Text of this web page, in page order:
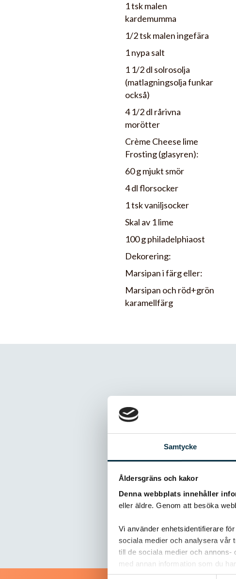
Samtycke
Åldersgräns och kakor
Denna webbplats innehåller
eller äldre. Genom att besöka
Vi använder enhetsidentifierare
sociala medier och analysera vår
till de sociala medier och
med annan information som du
1 tsk malen
kardemumma
1/2 tsk malen ingefära
1 nypa salt
1 1/2 dl solrosolja
(matlagningsolja funkar
också)
4 1/2 dl rårivna
morötter
Crème Cheese lime
Frosting (glasyren):
60 g mjukt smör
4 dl florsocker
1 tsk vaniljsocker
Skal av 1 lime
100 g philadelphiaost
Dekorering:
Marsipan i färg eller:
Marsipan och röd+grön
karamellfärg
Kommentarer
@Lina Johansson
Riktigt god. Kan